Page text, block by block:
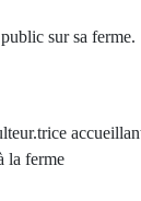
sur sa ferme.
la ferme